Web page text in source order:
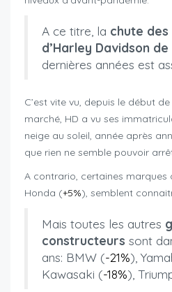
A ce titre, la chute
d’Harley Davidson de
dernières années est
C’est vite vu, depuis le début
marché, HD a vu ses
neige au soleil, année après
que rien ne semble pouvoir
A contrario, certaines marques
Honda (+5%), semblent
Mais toutes les autres
constructeurs sont
ans: BMW (-21%),
Kawasaki (-18%),